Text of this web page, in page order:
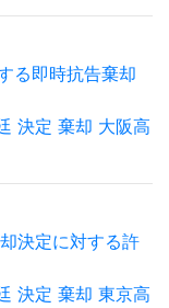
る即時抗告棄却
決定 棄却 大阪高
決定に対する許
決定 棄却 東京高